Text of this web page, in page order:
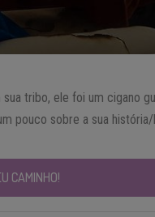
tribo, ele foi um cigano
pouco sobre a sua
CAMINHO!